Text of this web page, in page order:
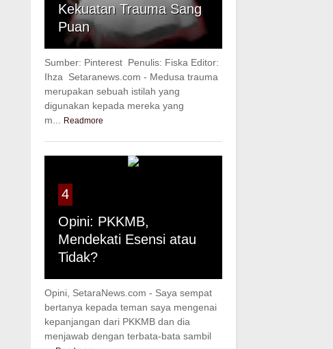
Kekuatan Trauma Sang
Puan
Sumber: Pinterest Penulis: Fiska Editor:
Ihza Setaranews.com - Medusa trauma
merupakan sebuah istilah yang
digunakan kepada mereka yang
m...
Readmore
4
Opini: PKKMB,
Mendekati Esensi atau
Tidak?
Opini, SetaraNews.com - Saya sempat
bertanya kepada teman saya mengenai
kepanjangan dari PKKMB dan dia
menjawab dengan terbata-bata sambil